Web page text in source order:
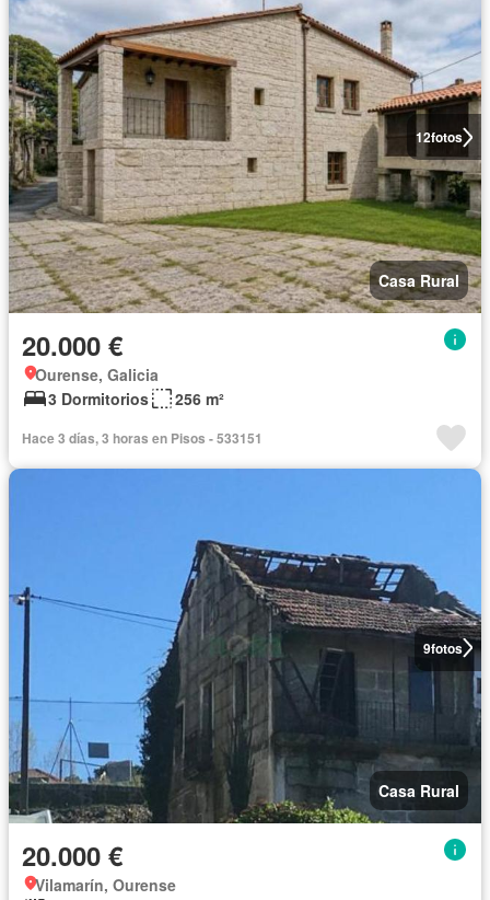
12fotos
Casa Rural
20.000 €
Ourense, Galicia
3 Dormitorios
256 m²
Hace 3 días, 3 horas en Pisos - 533151
9fotos
Casa Rural
20.000 €
Vilamarín, Ourense